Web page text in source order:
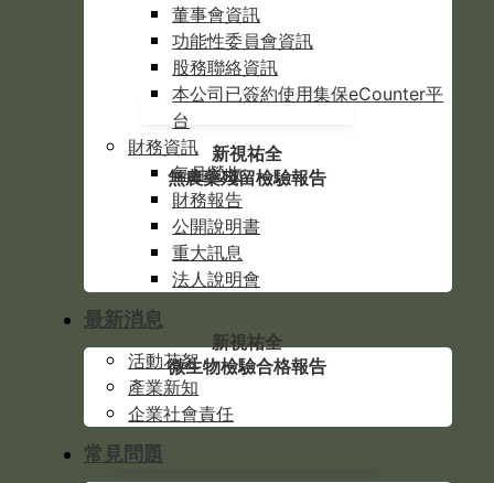
董事會資訊
功能性委員會資訊
股務聯絡資訊
本公司已簽約使用集保eCounter平
台
財務資訊
每月營收
財務報告
公開說明書
重大訊息
法人說明會
最新消息
活動花絮
產業新知
企業社會責任
常見問題
新視祐全
無農藥殘留檢驗報告
新視祐全
微生物檢驗合格報告